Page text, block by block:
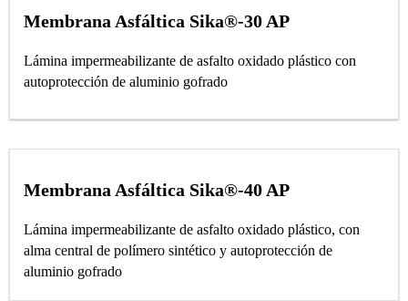
Membrana Asfáltica Sika®-30 AP
Lámina impermeabilizante de asfalto oxidado plástico con
autoprotección de aluminio gofrado
Membrana Asfáltica Sika®-40 AP
Lámina impermeabilizante de asfalto oxidado plástico, con
alma central de polímero sintético y autoprotección de
aluminio gofrado